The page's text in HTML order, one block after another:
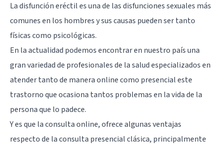
La disfunción eréctiles una de las disfunciones sexuales más
comunes en los hombres y sus causas pueden ser tanto
físicas como psicológicas.
En la actualidad podemos encontrar en nuestro país una
gran variedad de profesionales de la salud especializados en
atender tanto de manera online como presencial este
trastorno que ocasiona tantos problemas en la vida de la
persona que lo padece.
Y es que la consulta online, ofrece algunas ventajas
respecto de la consulta presencial clásica, principalmente